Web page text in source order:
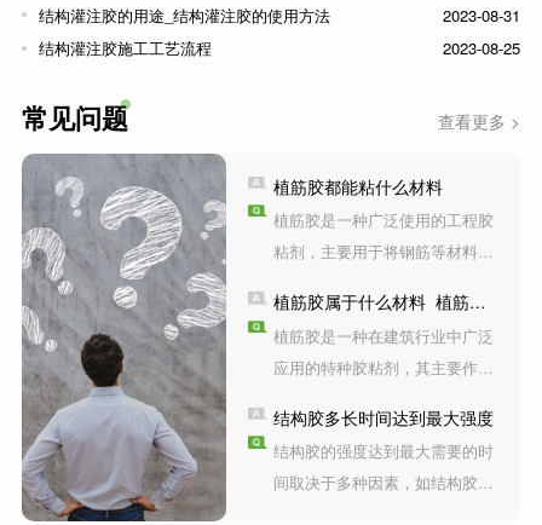
结构灌注胶的用途_结构灌注胶的使用方法
2023-08-31
结构灌注胶施工工艺流程
2023-08-25
常见问题 查看更多 >
植筋胶都能粘什么材料
植筋胶是一种广泛使用的工程胶
粘剂，主要用于将钢筋等材料固
是一些常用的材料，可以与植筋
胶粘合。
植筋胶属于什么材料_植筋胶
植筋胶是一种在建筑行业中广泛
应用的特种胶粘剂，其主要作用
材料。植筋胶的制造过程中，通
常采用优质环氧树脂和固化剂作
为主要成分，并添加各种改性助
结构胶多长时间达到最大强度
结构胶的强度达到最大需要的时
间取决于多种因素，如结构胶的